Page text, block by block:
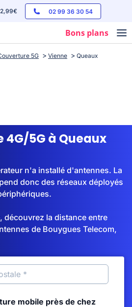
02 99 36 30 54
Bons plans
5G Vienne Queaux
4G/5G à Queaux
n'a installé d'antennes. La
donc des réseaux déployés
découvrez la distance entre
de Bouygues Telecom,
mobile près de chez